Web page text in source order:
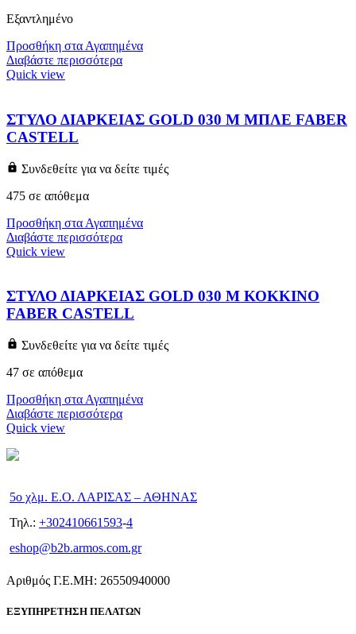
Εξαντλημένο
Προσθήκη στα Αγαπημένα
Διαβάστε περισσότερα
Quick view
ΣΤΥΛΟ ΔΙΑΡΚΕΙΑΣ GOLD 030 M ΜΠΛΕ FABER
CASTELL
Συνδεθείτε για να δείτε τιμές
475 σε απόθεμα
Προσθήκη στα Αγαπημένα
Διαβάστε περισσότερα
Quick view
ΣΤΥΛΟ ΔΙΑΡΚΕΙΑΣ GOLD 030 M ΚΟΚΚΙΝΟ
FABER CASTELL
Συνδεθείτε για να δείτε τιμές
47 σε απόθεμα
Προσθήκη στα Αγαπημένα
Διαβάστε περισσότερα
Quick view
5ο χλμ. Ε.Ο. ΛΑΡΙΣΑΣ – ΑΘΗΝΑΣ
Τηλ.: +302410661593-4
eshop@b2b.armos.com.gr
Αριθμός Γ.Ε.ΜΗ: 26550940000
ΕΞΥΠΗΡΕΤΗΣΗ ΠΕΛΑΤΩΝ